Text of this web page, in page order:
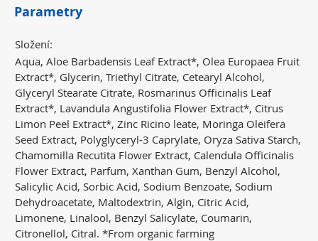
Parametry
Složení:
Aqua, Aloe Barbadensis Leaf Extract*, Olea Europaea Fruit
Extract*, Glycerin, Triethyl Citrate, Cetearyl Alcohol,
Glyceryl Stearate Citrate, Rosmarinus Officinalis Leaf
Extract*, Lavandula Angustifolia Flower Extract*, Citrus
Limon Peel Extract*, Zinc Ricino leate, Moringa Oleifera
Seed Extract, Polyglyceryl-3 Caprylate, Oryza Sativa Starch,
Chamomilla Recutita Flower Extract, Calendula Officinalis
Flower Extract, Parfum, Xanthan Gum, Benzyl Alcohol,
Salicylic Acid, Sorbic Acid, Sodium Benzoate, Sodium
Dehydroacetate, Maltodextrin, Algin, Citric Acid,
Limonene, Linalool, Benzyl Salicylate, Coumarin,
Citronellol, Citral. *From organic farming